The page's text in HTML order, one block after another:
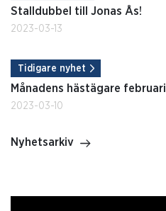
Stalldubbel till Jonas Ås!
2023-03-13
Tidigare nyhet
Månadens hästägare februari
2023-03-10
Nyhetsarkiv